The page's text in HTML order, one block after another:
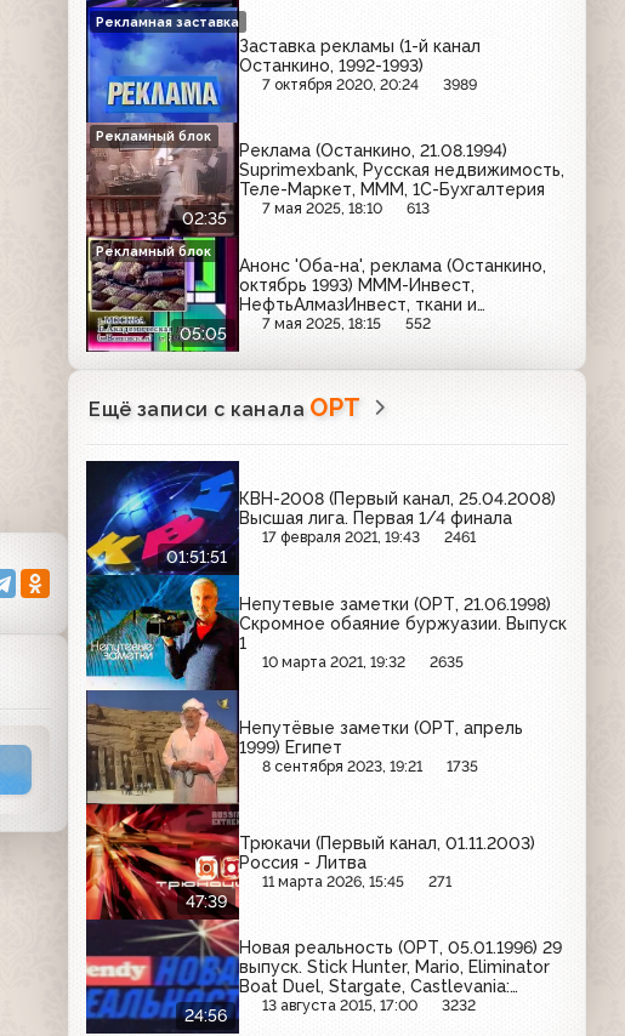
Заставка рекламы (1-й канал
Останкино, 1992-1993)
7 октября 2020, 20:24 3989
Рекламная заставка
02:35
Реклама (Останкино, 21.08.1994)
Suprimexbank, Русская недвижимость,
Теле-Маркет, МММ, 1С-Бухгалтерия
7 мая 2025, 18:10 613
Рекламный блок
05:05
Анонс 'Оба-на', реклама (Останкино,
октябрь 1993) МММ-Инвест,
НефтьАлмазИнвест, ткани и
гобелены, Smirnoff, Вега-С, West,
7 мая 2025, 18:15 552
Рекламный блок
Ещё записи с канала ОРТ
01:51:51
КВН-2008 (Первый канал, 25.04.2008)
Высшая лига. Первая 1/4 финала
17 февраля 2021, 19:43 2461
Непутевые заметки (ОРТ, 21.06.1998)
Скромное обаяние буржуазии. Выпуск
1
10 марта 2021, 19:32 2635
Непутёвые заметки (ОРТ, апрель
1999) Египет
8 сентября 2023, 19:21 1735
47:39
Трюкачи (Первый канал, 01.11.2003)
Россия - Литва
11 марта 2026, 15:45 271
24:56
Новая реальность (ОРТ, 05.01.1996) 29
выпуск. Stick Hunter, Mario, Eliminator
Boat Duel, Stargate, Castlevania:
Bloodlines, NBA Jam
13 августа 2015, 17:00 3232